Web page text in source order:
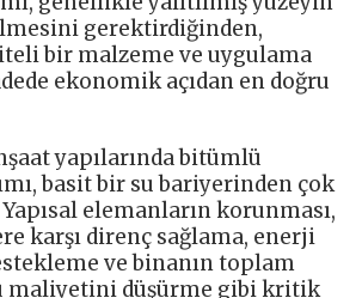
gerektirdiğinden,
bir malzeme ve uygulama
ekonomik açıdan en doğru
yapılarında bitümlü
basit bir su bariyerinden çok
Yapısal elemanların korunması,
karşı direnç sağlama, enerji
ve binanın toplam
maliyetini düşürme gibi kritik